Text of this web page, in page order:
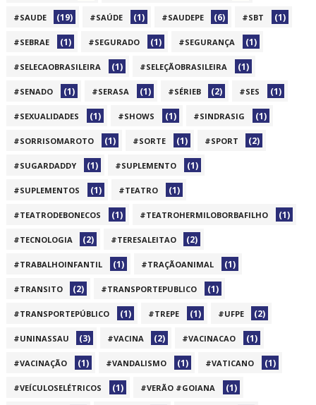
#SAUDE (19) #SAÚDE (1) #SAUDEPE (6) #SBT (1)
#SEBRAE (1) #SEGURADO (1) #SEGURANÇA (1)
#SELECAOBRASILEIRA (1) #SELEÇÃOBRASILEIRA (1)
#SENADO (1) #SERASA (1) #SÉRIEB (2) #SES (1)
#SEXUALIDADES (1) #SHOWS (1) #SINDRASIG (1)
#SORRISOMAROTO (1) #SORTE (1) #SPORT (2)
#SUGARDADDY (1) #SUPLEMENTO (1)
#SUPLEMENTOS (1) #TEATRO (1)
#TEATRODEBONECOS (1) #TEATROHERMILOBORBAFILHO (1)
#TECNOLOGIA (2) #TERESALEITAO (2)
#TRABALHOINFANTIL (1) #TRAÇÃOANIMAL (1)
#TRANSITO (2) #TRANSPORTEPUBLICO (1)
#TRANSPORTEPÚBLICO (1) #TREPE (1) #UFPE (2)
#UNINASSAU (3) #VACINA (2) #VACINACAO (1)
#VACINAÇÃO (1) #VANDALISMO (1) #VATICANO (1)
#VEÍCULOSELÉTRICOS (1) #VERÃO #GOIANA (1)